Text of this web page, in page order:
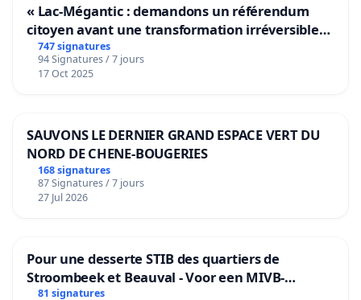
« Lac-Mégantic : demandons un référendum
citoyen avant une transformation irréversible
de notre territoire »
747 signatures
94 Signatures / 7 jours
17 Oct 2025
SAUVONS LE DERNIER GRAND ESPACE VERT DU
NORD DE CHENE-BOUGERIES
168 signatures
87 Signatures / 7 jours
27 Jul 2026
Pour une desserte STIB des quartiers de
Stroombeek et Beauval - Voor een MIVB-
bediening van de wijken Strombeek en Het
81 signatures